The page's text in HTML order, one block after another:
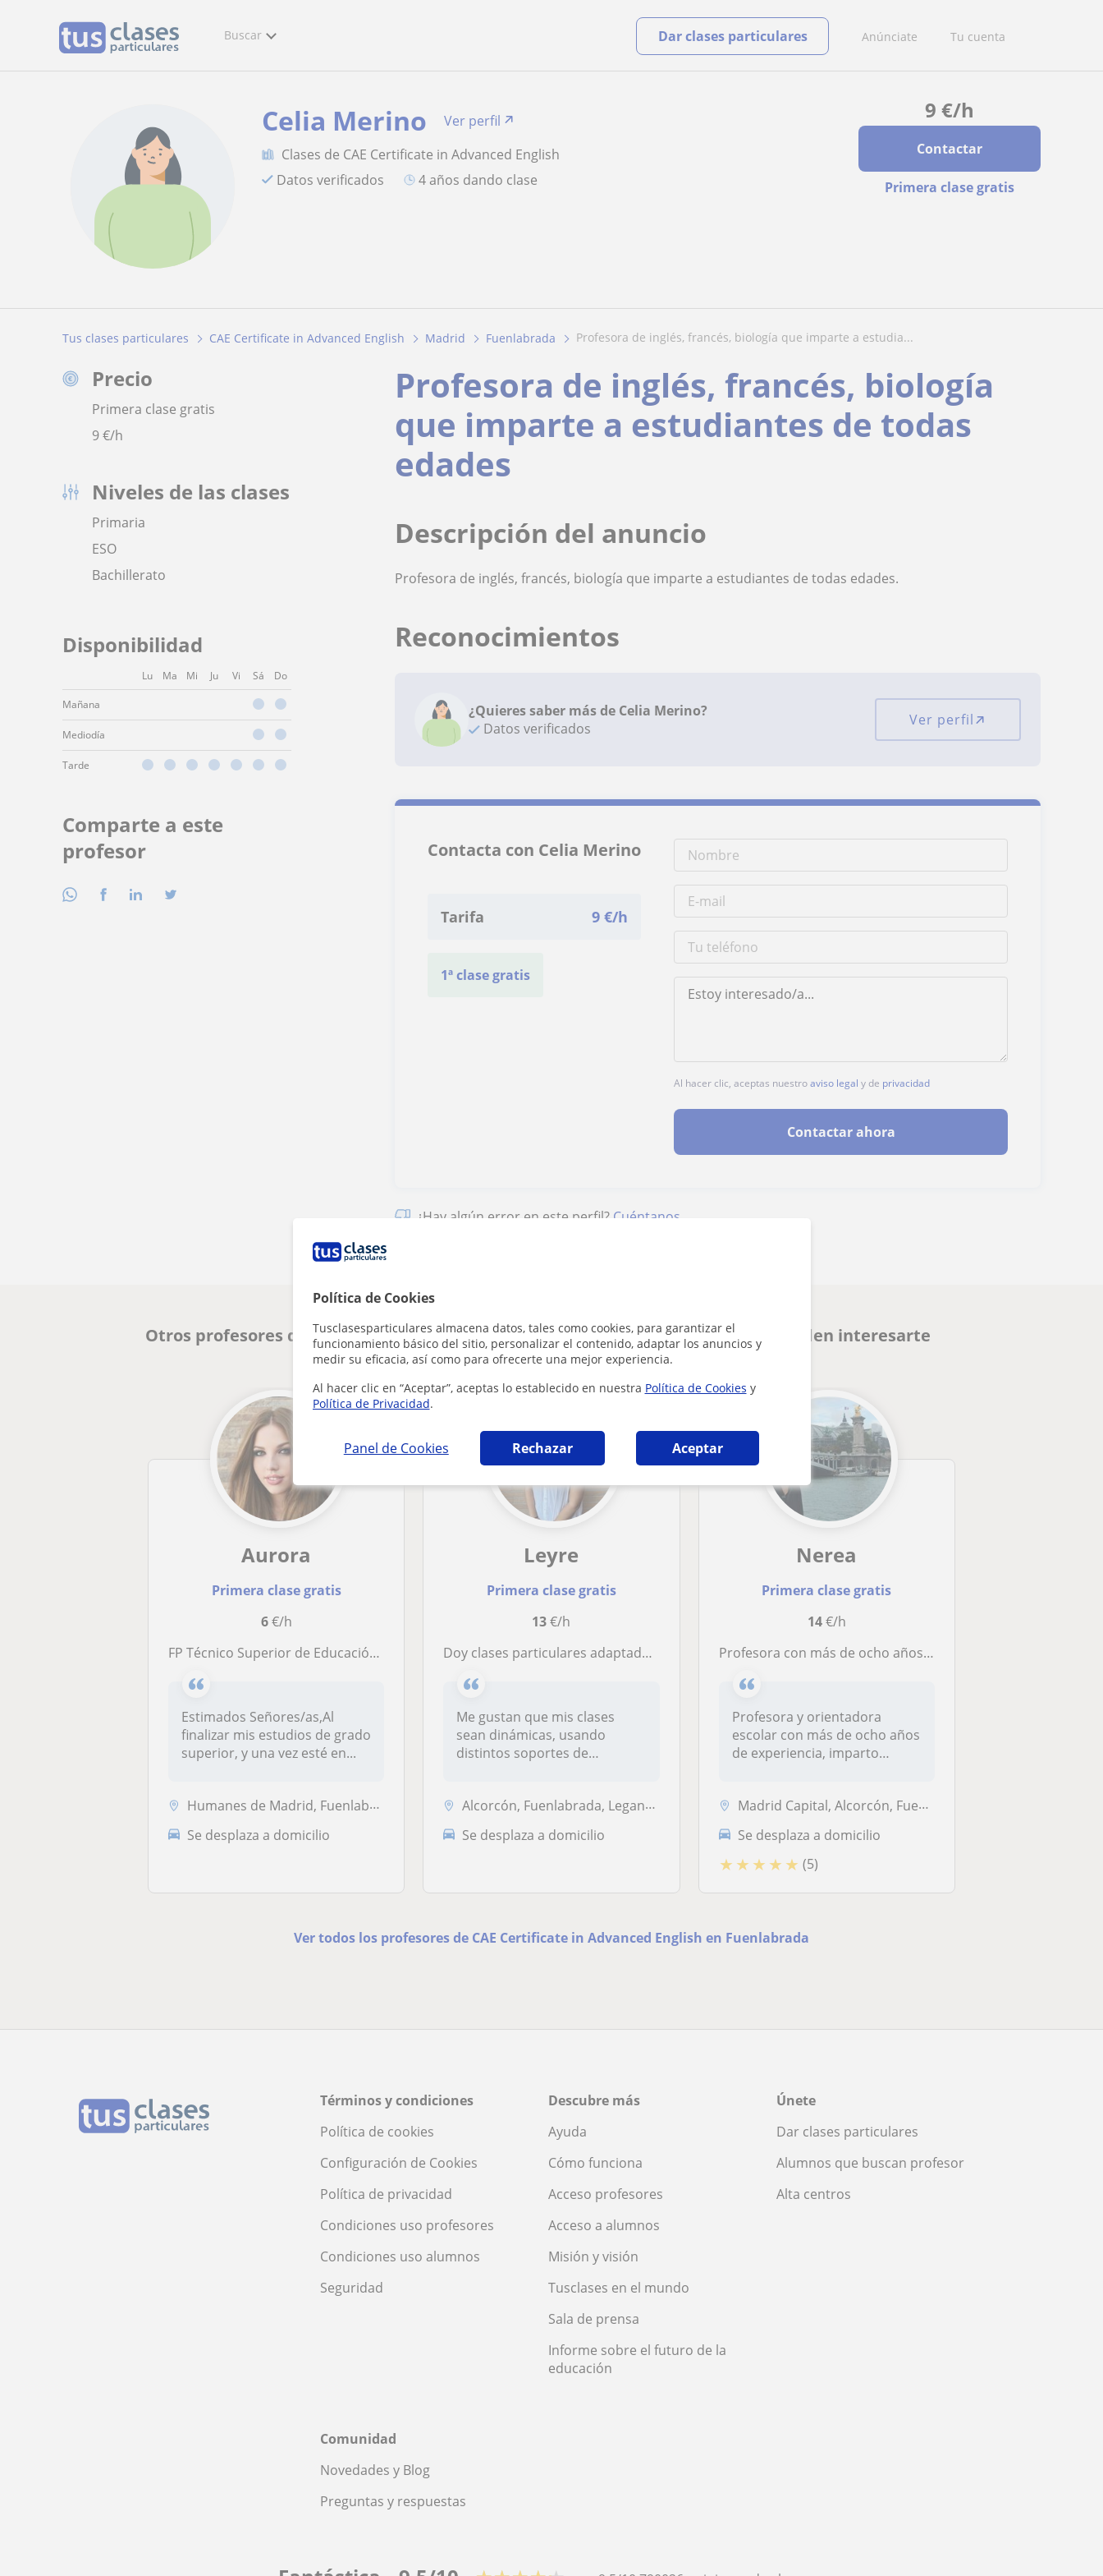
Política de Cookies
Tusclasesparticulares almacena datos, tales como cookies, para garantizar el
funcionamiento básico del sitio, personalizar el contenido, adaptar los anuncios y
medir su eficacia, así como para ofrecerte una mejor experiencia.
Al hacer clic en “Aceptar”, aceptas lo establecido en nuestra Política de Cookies y
Política de Privacidad.
Panel de Cookies Rechazar Aceptar
Buscar Anúnciate Tu cuenta
Dar clases particulares
9 €/h
Contactar
Primera clase gratis
Celia Merino
Ver perfil
Clases de CAE Certificate in Advanced English
Datos verificados
4 años dando clase
Tus clases particulares CAE Certificate in Advanced English Madrid Fuenlabrada profesora de inglés, francés, biología que imparte a estudia...
Precio
Primera clase gratis
9€/h
Niveles de las clases
Primaria
ESO
Bachillerato
Disponibilidad
Lu Ma Mi Ju Vi Sá Do
Mañana
Mediodía
Tarde
Comparte a este
profesor
Profesora de inglés, francés, biología
que imparte a estudiantes de todas
edades
Descripción del anuncio
Profesora de inglés, francés, biología que imparte a estudiantes de todas edades.
Reconocimientos
¿Quieres saber más de Celia Merino?
Datos verificados
Ver perfil
Contacta con Celia Merino
Tarifa 9 €/h
1ª clase gratis
Al hacer clic, aceptas nuestroaviso legal y de privacidad
Contactar ahora
¿Hay algún error en este perfil? Cuéntanos
Otros profesores de CAE Certificate in Advanced English en Fuenlabrada que pueden interesarte
Aurora
Primera clase gratis
6€/h
FP Técnico Superior de Educación infantil
Estimados Señores/as,Al
finalizar mis estudios de grado
superior, y una vez esté en...
Humanes de Madrid, Fuenlabrada, Moraleja de Enmedio
Se desplaza a domicilio
Leyre
Primera clase gratis
13€/h
Doy clases particulares adaptadas a cada alumno en específico
Me gustan que mis clases
sean dinámicas, usando
distintos soportes de
Alcorcón, Fuenlabrada, Leganés, Móstoles
Se desplaza a domicilio
Nerea
Primera clase gratis
14€/h
Profesora con más de ocho años de experiencia, imparto clases de inglés a todos los niveles escolares y refuerzo del resto de asignaturas en Primaria
Profesora y orientadora
escolar con más de ocho años
de experiencia, imparto
Madrid Capital, Alcorcón, Fuenlabrada, Getafe, Humanes de Madrid, Lega...
Se desplaza a domicilio
★ ★ ★ ★ ★ (5)
Ver todos los profesores de CAE Certificate in Advanced English en Fuenlabrada
Términos y condiciones
Política de cookies
Configuración de Cookies
Política de privacidad
Condiciones uso profesores
Condiciones uso alumnos
Seguridad
Descubre más
Ayuda
Cómo funciona
Acceso profesores
Acceso a alumnos
Misión y visión
Tusclases en el mundo
Sala de prensa
Informe sobre el futuro de la
educación
Únete
Dar clases particulares
Alumnos que buscan profesor
Alta centros
Comunidad
Novedades y Blog
Preguntas y respuestas